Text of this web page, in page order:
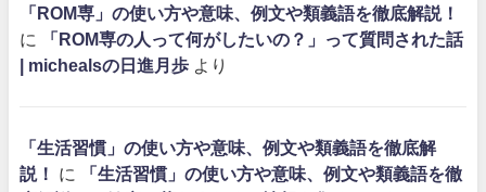
「ROM専」の使い方や意味、例文や類義語を徹底解説！
に
「ROM専の人って何がしたいの？」って質問された話
| michealsの日進月歩 より
「生活習慣」の使い方や意味、例文や類義語を徹底解
説！
に
「生活習慣」の使い方や意味、例文や類義語を徹